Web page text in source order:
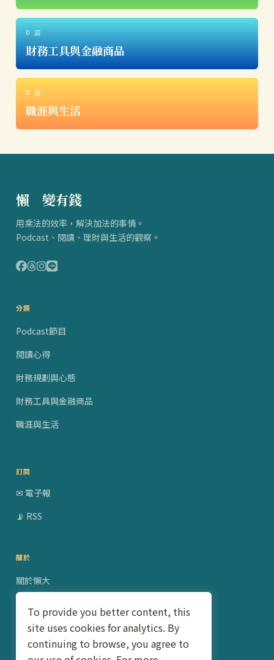
0 篇
財務工具與金融商品
0 篇
職涯與生活
懶得 變有錢
用乘法的效率，解決加法的事情。
Podcast、閱讀、理財與生活的觀察。
分類
Podcast節目
閱讀心得
財務規劃與心態
財務工具與金融商品
職涯與生活
訂閱
✉ 電子報
📡 RSS
關於
關於懶大
隱私權政策
聯絡我
To provide you better content, this
site uses cookies for analytics. By
continuing to browse, you agree to